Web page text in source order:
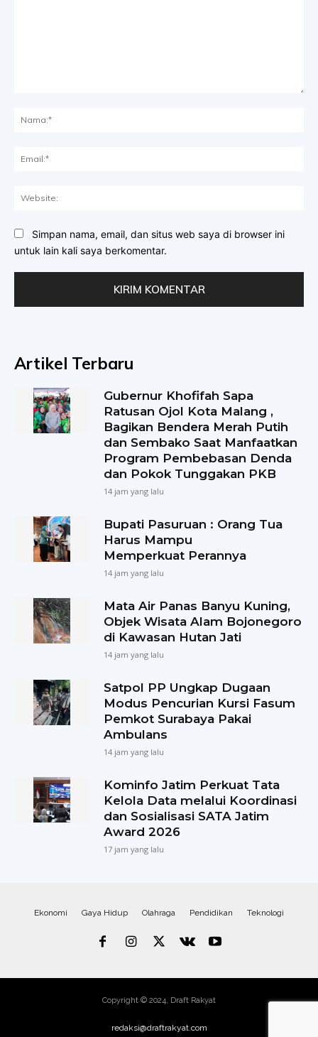
Simpan nama, email, dan situs web saya di browser ini
untuk lain kali saya berkomentar.
Artikel Terbaru
Gubernur Khofifah Sapa
Ratusan Ojol Kota Malang ,
Bagikan Bendera Merah Putih
dan Sembako Saat Manfaatkan
Program Pembebasan Denda
dan Pokok Tunggakan PKB
14 jam yang lalu
Bupati Pasuruan : Orang Tua
Harus Mampu
Memperkuat Perannya
14 jam yang lalu
Mata Air Panas Banyu Kuning,
Objek Wisata Alam Bojonegoro
di Kawasan Hutan Jati
14 jam yang lalu
Satpol PP Ungkap Dugaan
Modus Pencurian Kursi Fasum
Pemkot Surabaya Pakai
Ambulans
14 jam yang lalu
Kominfo Jatim Perkuat Tata
Kelola Data melalui Koordinasi
dan Sosialisasi SATA Jatim
Award 2026
17 jam yang lalu
Ekonomi Gaya Hidup Olahraga Pendidikan Teknologi
Copyright © 2024, Draft Rakyat
redaksi@draftrakyat.com